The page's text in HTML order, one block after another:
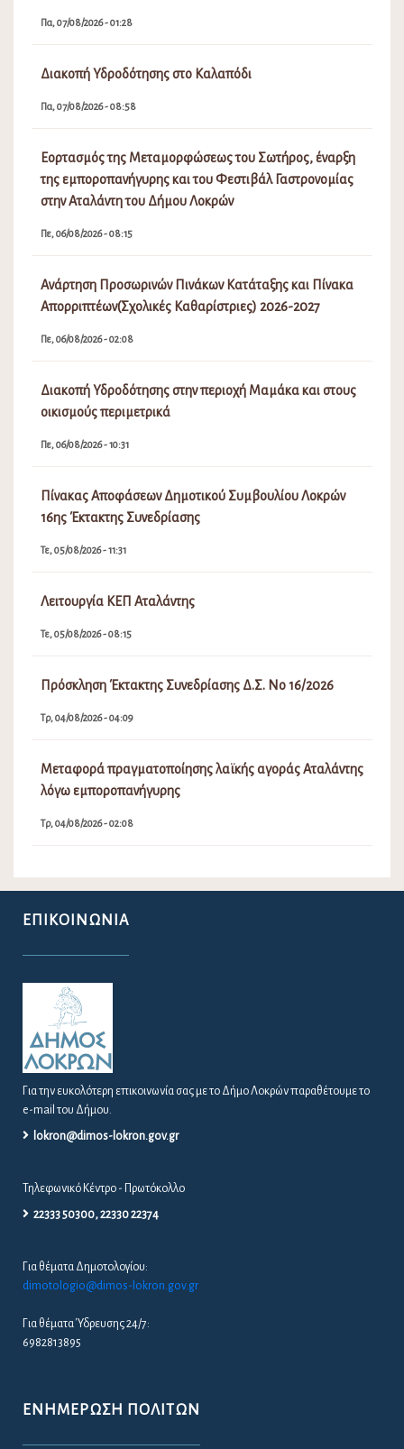
Πα, 07/08/2026 - 01:28
Διακοπή Υδροδότησης στο Καλαπόδι
Πα, 07/08/2026 - 08:58
Εορτασμός της Μεταμορφώσεως του Σωτήρος, έναρξη
της εμποροπανήγυρης και του Φεστιβάλ Γαστρονομίας
στην Αταλάντη του Δήμου Λοκρών
Πε, 06/08/2026 - 08:15
Ανάρτηση Προσωρινών Πινάκων Κατάταξης και Πίνακα
Απορριπτέων(Σχολικές Καθαρίστριες) 2026-2027
Πε, 06/08/2026 - 02:08
Διακοπή Υδροδότησης στην περιοχή Μαμάκα και στους
οικισμούς περιμετρικά
Πε, 06/08/2026 - 10:31
Πίνακας Αποφάσεων Δημοτικού Συμβουλίου Λοκρών
16ης Έκτακτης Συνεδρίασης
Τε, 05/08/2026 - 11:31
Λειτουργία ΚΕΠ Αταλάντης
Τε, 05/08/2026 - 08:15
Πρόσκληση Έκτακτης Συνεδρίασης Δ.Σ. Νο 16/2026
Τρ, 04/08/2026 - 04:09
Μεταφορά πραγματοποίησης λαϊκής αγοράς Αταλάντης
λόγω εμποροπανήγυρης
Τρ, 04/08/2026 - 02:08
ΕΠΙΚΟΙΝΩΝΊΑ
Για την ευκολότερη επικοινωνία σας με το Δήμο Λοκρών παραθέτουμε το
e-mail του Δήμου.
lokron@dimos-lokron.gov.gr
Τηλεφωνικό Κέντρο - Πρωτόκολλο
22333 50300, 22330 22374
Για θέματα Δημοτολογίου:
dimotologio@dimos-lokron.gov.gr
Για θέματα Ύδρευσης 24/7:
6982813895
ΕΝΗΜΈΡΩΣΗ ΠΟΛΙΤΏΝ